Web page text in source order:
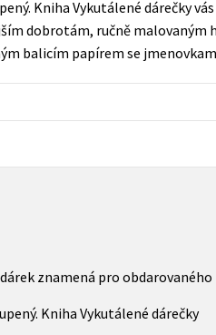
Young adult (SK)
Zahraniční literatura
Kniha Vykutálené dárečky
dobrotám, ručně malovaným
balicím papírem se
znamená pro
Kniha Vykutálené dárečky